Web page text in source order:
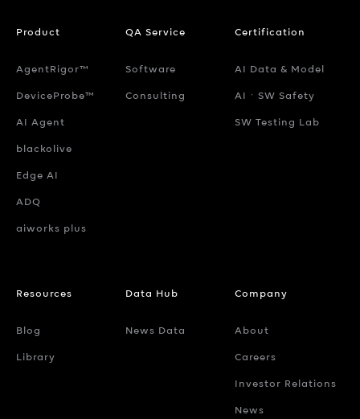
Product
AgentRigor™
DeviceProbe™
AI Agent
blackolive
Edge AI
ADQ
aiworks plus
QA Service
Software
Consulting
Certification
AI Data & Model
AIㆍSW Safety
SW Testing Lab
Resources
Blog
Library
Data Hub
News Data
Company
About
Careers
Investor Relations
News